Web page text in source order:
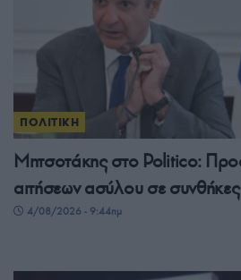
ΠΟΛΙΤΙΚΗ
Μητσοτάκης στο Politico:
αιτήσεων ασύλου σε
4/08/2026 - 9:44πμ